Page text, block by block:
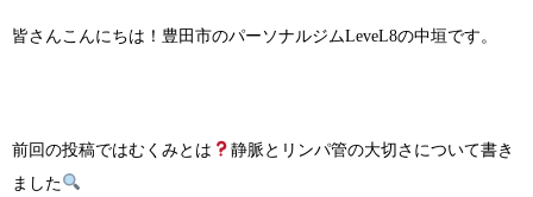
皆さんこんにちは！豊田市のパーソナルジムLeveL8の中垣です。
前回の投稿ではむくみとは
静脈とリンパ管の大切さについて書き
ました